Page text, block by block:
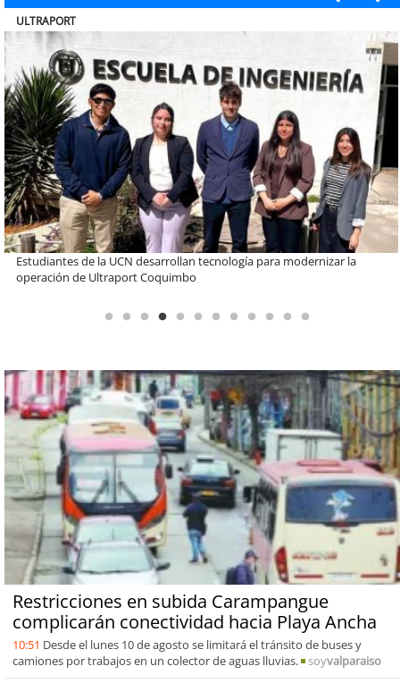
BANCO DE CHILE
Educación y colaboración público-privada se toman La Araucanía:
encuentro reunió a líderes para abordar las brechas y oportunidades
Restricciones en subida Carampangue
complicarán conectividad hacia Playa Ancha
10:51 Desde el lunes 10 de agosto se limitará el tránsito de buses y
camiones por trabajos en un colector de aguas lluvias.
soyvalparaiso